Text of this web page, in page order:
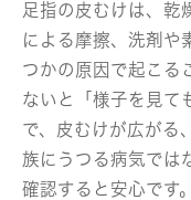
足指の皮むけは、乾
による摩擦、洗剤や
つかの原因で起こる
ないと「様子を見て
で、皮むけが広がる
族にうつる病気では
確認すると安心です。